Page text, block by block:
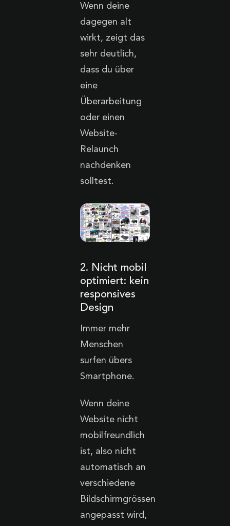
Wenn deine
dagegen alt
wirkt, zeigt das
sehr deutlich,
dass du über
eine
Überarbeitung
oder einen
Website-
Relaunch
nachdenken
solltest.
2. Nicht mobil
optimiert: kein
responsives
Design
Immer mehr
Menschen
surfen übers
Smartphone.
Wenn deine
Website nicht
mobilfreundlich
ist, also nicht
automatisch an
verschiedene
Bildschirmgrössen
angepasst wird,